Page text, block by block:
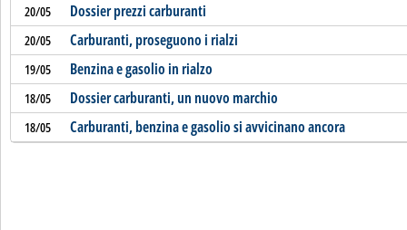
20/05 Dossier prezzi carburanti
20/05 Carburanti, proseguono i rialzi
19/05 Benzina e gasolio in rialzo
18/05 Dossier carburanti, un nuovo marchio
18/05 Carburanti, benzina e gasolio si avvicinano ancora